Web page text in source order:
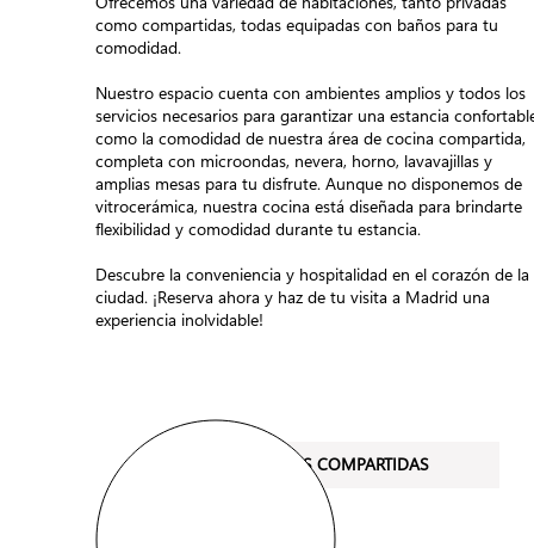
como compartidas, todas equipadas con baños para tu
comodidad.
Nuestro espacio cuenta con ambientes amplios y todos los
servicios necesarios para garantizar una estancia
como la comodidad de nuestra área de cocina compartida,
completa con microondas, nevera, horno, lavavajillas y
amplias mesas para tu disfrute. Aunque no disponemos de
vitrocerámica, nuestra cocina está diseñada para brindarte
flexibilidad y comodidad durante tu estancia.
Descubre la conveniencia y hospitalidad en el corazón de la
ciudad. ¡Reserva ahora y haz de tu visita a Madrid una
experiencia inolvidable!
HABITACIONES COMPARTIDAS